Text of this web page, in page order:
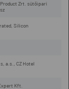
Zrt. sütőipari
Silicon
a.s., CZ Hotel
Kft.